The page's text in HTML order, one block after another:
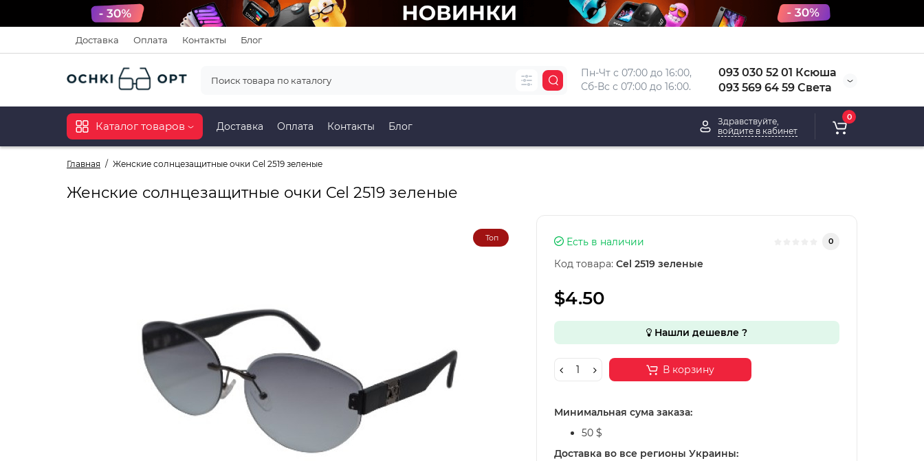
Доставка Оплата Контакты Блог
Пн-Чт с 07:00 до 16:00,
Сб-Вс с 07:00 до 16:00.
093 030 52 01 Ксюша
093 569 64 59 Света
Каталог товаров Доставка Оплата Контакты Блог
Здравствуйте,
войдите в кабинет
0
Главная Женские солнцезащитные очки Cel 2519 зеленые
Женские солнцезащитные очки Cel 2519 зеленые
Топ Есть в наличии 0
Код товара: Cel 2519 зеленые
$4.50
Нашли дешевле ?
В корзину
Минимальная сума заказа:
50 $
Доставка во все регионы Украины: